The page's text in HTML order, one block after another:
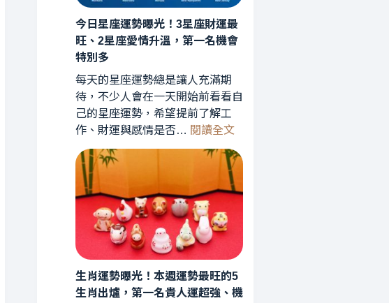
天
象
曝
星
象
專
家
析：
量
轉
折
期
到
來，
3
今日星座運勢曝光！3星座財運最
旺、2星座愛情升溫，第一名機會
特別多
每天的星座運勢總是讓人充滿期
待，不少人會在一天開始前看看自
己的星座運勢，希望提前了解工
作、財運與感情是否… 閱讀全文:
日
星
座
曝
光！
3
星
生肖運勢曝光！本週運勢最旺的5
生肖出爐，第一名貴人運超強、機